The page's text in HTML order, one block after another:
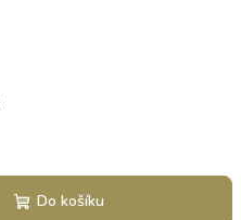
Do košíku